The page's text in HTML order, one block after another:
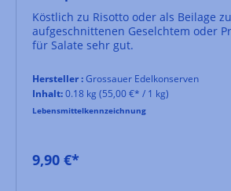
Köstlich zu Risotto oder als Beilage
aufgeschnittenen Geselchtem oder
für Salate sehr gut.
Hersteller :Grossauer Edelkonserven
Inhalt:0.18 kg (55,00 €* / 1 kg)
Lebensmittelkennzeichnung
9,90 €*